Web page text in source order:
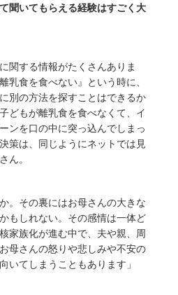
聞いてもらえる経験はすごく大
関する情報がたくさんありま
乳食を食べない』という時に、
別の方法を探すことはできるか
どもが離乳食を食べなくて、イ
ンを口の中に突っ込んでしまっ
策は、同じようにネットでは見
ん。
。その裏にはお母さんの大きな
もしれない。その感情は一体ど
家族化が進む中で、夫や親、周
母さんの怒りや悲しみや不安の
いてしまうこともあります」